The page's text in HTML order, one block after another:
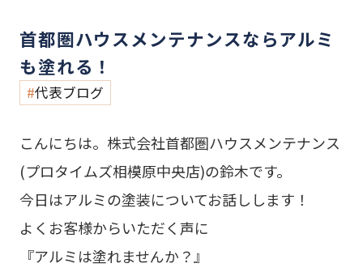
首都圏ハウスメンテナンスならアルミ
も塗れる！
代表ブログ
こんにちは。株式会社首都圏ハウスメンテナンス
(プロタイムズ相模原中央店)の鈴木です。
今日はアルミの塗装についてお話しします！
よくお客様からいただく声に
『アルミは塗れませんか？』